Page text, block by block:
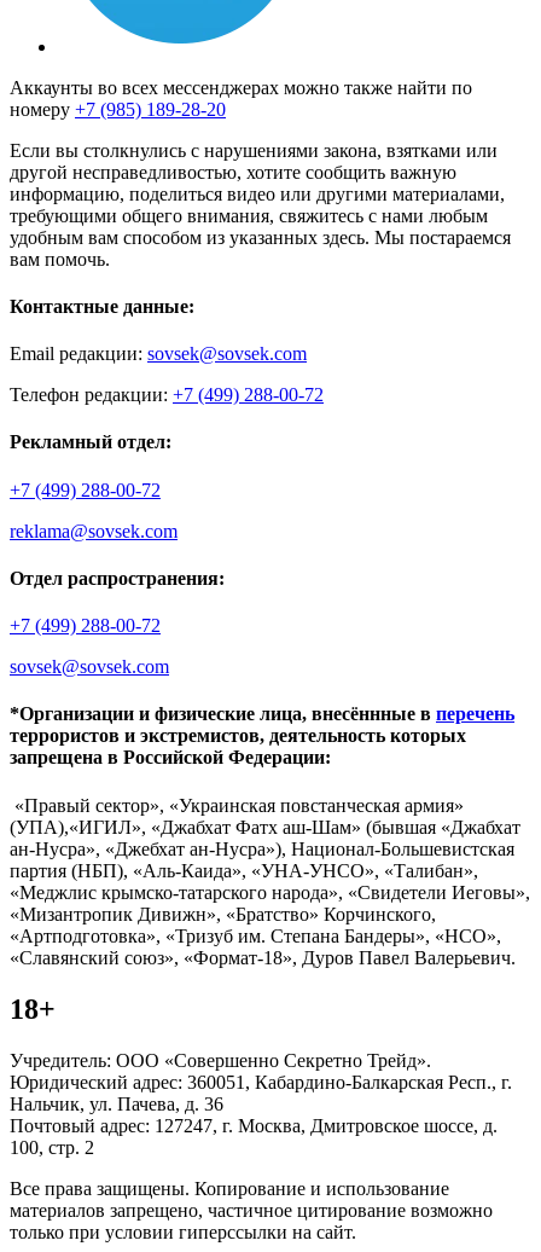
Аккаунты во всех мессенджерах можно также найти по
номеру +7 (985) 189-28-20
Если вы столкнулись с нарушениями закона, взятками или
другой несправедливостью, хотите сообщить важную
информацию, поделиться видео или другими материалами,
требующими общего внимания, свяжитесь с нами любым
удобным вам способом из указанных здесь. Мы постараемся
вам помочь.
Контактные данные:
Email редакции: sovsek@sovsek.com
Телефон редакции: +7 (499) 288-00-72
Рекламный отдел:
+7 (499) 288-00-72
reklama@sovsek.com
Отдел распространения:
+7 (499) 288-00-72
sovsek@sovsek.com
*Организации и физические лица, внесённные в перечень
террористов и экстремистов, деятельность которых
запрещена в Российской Федерации:
«Правый сектор», «Украинская повстанческая армия»
(УПА),«ИГИЛ», «Джабхат Фатх аш-Шам» (бывшая «Джабхат
ан-Нусра», «Джебхат ан-Нусра»), Национал-Большевистская
партия (НБП), «Аль-Каида», «УНА-УНСО», «Талибан»,
«Меджлис крымско-татарского народа», «Свидетели Иеговы»,
«Мизантропик Дивижн», «Братство» Корчинского,
«Артподготовка», «Тризуб им. Степана Бандеры», «НСО»,
«Славянский союз», «Формат-18», Дуров Павел Валерьевич.
18+
Учредитель: ООО «Совершенно Секретно Трейд».
Юридический адрес: 360051, Кабардино-Балкарская Респ., г.
Нальчик, ул. Пачева, д. 36
Почтовый адрес: 127247, г. Москва, Дмитровское шоссе, д.
100, стр. 2
Все права защищены. Копирование и использование
материалов запрещено, частичное цитирование возможно
только при условии гиперссылки на сайт.